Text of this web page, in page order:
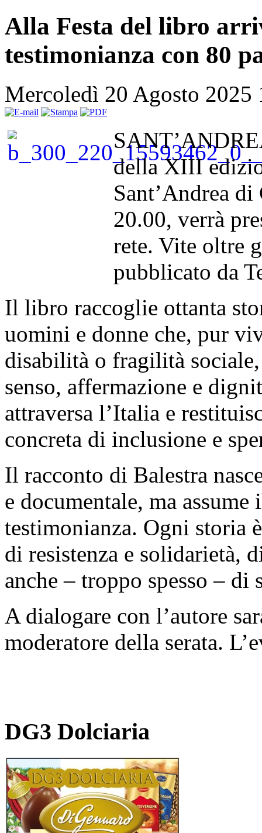
Alla Festa del libro
testimonianza con 80
Mercoledì 20 Agosto
della XIII
Sant’Andrea
20.00, verrà
rete. Vite oltre
pubblicato da
Il libro raccoglie ottanta
uomini e donne che, pur
disabilità o fragilità
senso, affermazione e
attraversa l’Italia e
concreta di inclusione e
Il racconto di Balestra
e documentale, ma
testimonianza. Ogni storia
di resistenza e solidarietà,
anche – troppo spesso –
A dialogare con l’autore
moderatore della serata.
DG3 Dolciaria